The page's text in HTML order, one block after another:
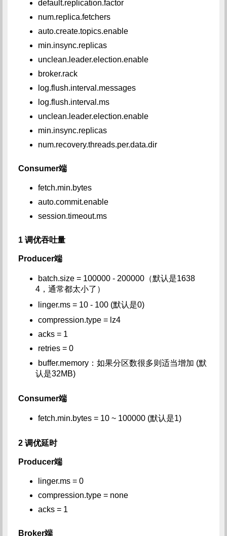
default.replication.factor
num.replica.fetchers
auto.create.topics.enable
min.insync.replicas
unclean.leader.election.enable
broker.rack
log.flush.interval.messages
log.flush.interval.ms
unclean.leader.election.enable
min.insync.replicas
num.recovery.threads.per.data.dir
Consumer端
fetch.min.bytes
auto.commit.enable
session.timeout.ms
1 调优吞吐量
Producer端
batch.size = 100000 - 200000（默认是1638
4，通常都太小了）
linger.ms = 10 - 100 (默认是0)
compression.type = lz4
acks = 1
retries = 0
buffer.memory：如果分区数很多则适当增加 (默
认是32MB)
Consumer端
fetch.min.bytes = 10 ~ 100000 (默认是1)
2 调优延时
Producer端
linger.ms = 0
compression.type = none
acks = 1
Broker端